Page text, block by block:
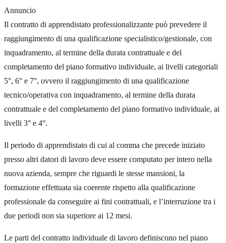
Annuncio
Il contratto di apprendistato professionalizzante può prevedere il
raggiungimento di una qualificazione specialistico/gestionale, con
inquadramento, al termine della durata contrattuale e del
completamento del piano formativo individuale, ai livelli categoriali
5°, 6° e 7°, ovvero il raggiungimento di una qualificazione
tecnico/operativa con inquadramento, al termine della durata
contrattuale e del completamento del piano formativo individuale, ai
livelli 3° e 4°.
Il periodo di apprendistato di cui al comma che precede iniziato
presso altri datori di lavoro deve essere computato per intero nella
nuova azienda, sempre che riguardi le stesse mansioni, la
formazione effettuata sia coerente rispetto alla qualificazione
professionale da conseguire ai fini contrattuali, e l’interruzione tra i
due periodi non sia superiore ai 12 mesi.
Le parti del contratto individuale di lavoro definiscono nel piano